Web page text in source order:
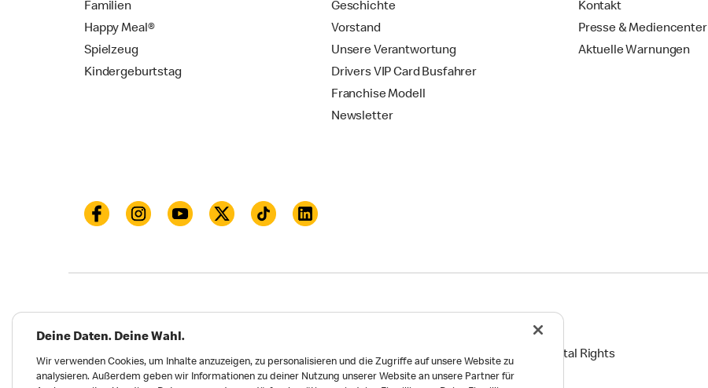
Familien
Happy Meal®
Spielzeug
Kindergeburtstag
Geschichte
Vorstand
Unsere Verantwortung
Drivers VIP Card Busfahrer
Franchise Modell
Newsletter
Kontakt
Presse & Mediencenter
Aktuelle Warnungen
Meldungen zu Menschen- und Umweltrechten Reports on Human and Environmental Rights
Deine Daten. Deine Wahl.
Wir verwenden Cookies, um Inhalte anzuzeigen, zu personalisieren und die Zugriffe auf unsere Website zu
analysieren. Außerdem geben wir Informationen zu deiner Nutzung unserer Website an unsere Partner für